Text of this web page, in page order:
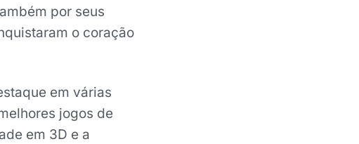
por seus
o coração
em várias
jogos de
em 3D e a